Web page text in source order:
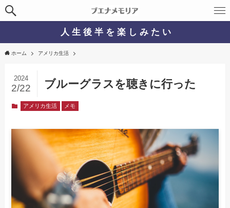
人 生 後 半 を 楽 し み た い
ホーム アメリカ生活
ブルーグラスを聴きに行った
2024
2/22
アメリカ生活 メモ